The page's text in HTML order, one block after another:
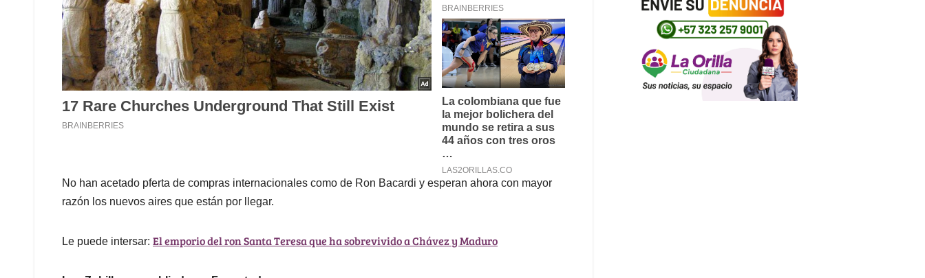
No han acetado pferta de compras internacionales como de Ron Bacardi y esperan ahora con mayor
razón los nuevos aires que están por llegar.
Le puede intersar: El emporio del ron Santa Teresa que ha sobrevivido a Chávez y Maduro